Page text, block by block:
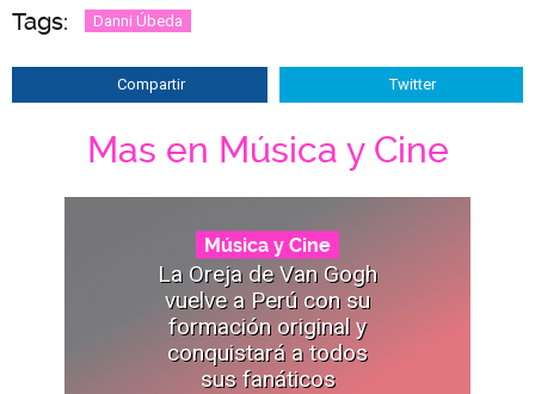
Tags: Danni Úbeda
Compartir Twitter
Mas en Música y Cine
Música y Cine
La Oreja de Van Gogh
vuelve a Perú con su
formación original y
conquistará a todos
sus fanáticos